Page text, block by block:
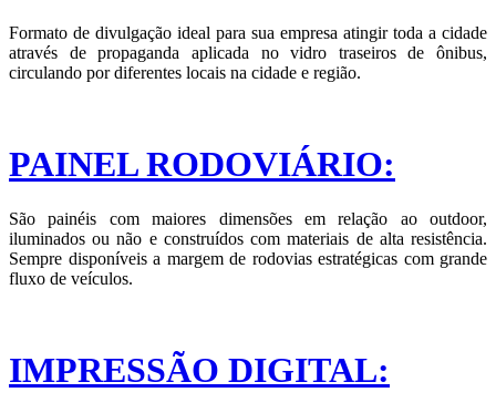
Formato de divulgação ideal para sua empresa atingir toda a cidade
através de propaganda aplicada no vidro traseiros de ônibus,
circulando por diferentes locais na cidade e região.
PAINEL RODOVIÁRIO:
São painéis com maiores dimensões em relação ao outdoor,
iluminados ou não e construídos com materiais de alta resistência.
Sempre disponíveis a margem de rodovias estratégicas com grande
fluxo de veículos.
IMPRESSÃO DIGITAL: